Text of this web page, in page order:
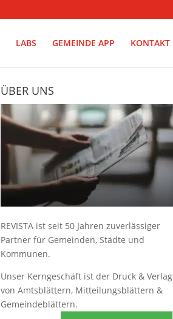
LABS GEMEINDE APP KONTAKT
ÜBER UNS
REVISTA ist seit 50 Jahren zuverlässiger
Partner für Gemeinden, Städte und
Kommunen.
Unser Kerngeschäft ist der Druck & Verlag
von Amtsblättern, Mitteilungsblättern &
Gemeindeblättern.